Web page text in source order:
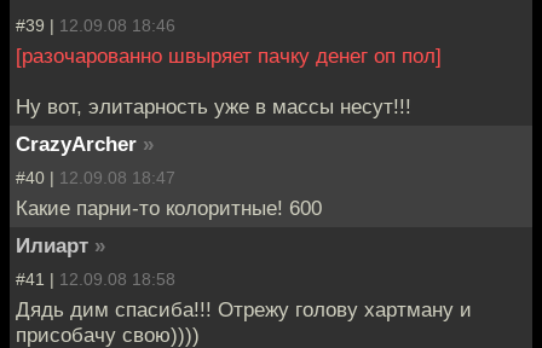
#39 | 12.09.08 18:46
[разочарованно швыряет пачку денег оп пол]
Ну вот, элитарность уже в массы несут!!!
CrazyArcher »
#40 | 12.09.08 18:47
Какие парни-то колоритные! 600
Илиарт »
#41 | 12.09.08 18:58
Дядь дим спасиба!!! Отрежу голову хартману и
присобачу свою))))